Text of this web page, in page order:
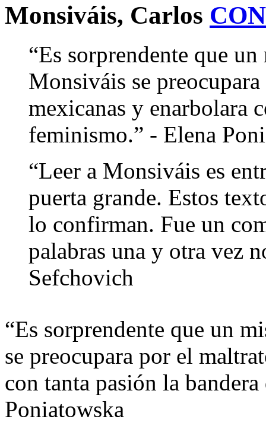
Monsiváis, Carlos
“Es sorprendente que
Monsiváis se
mexicanas y enarbolara
feminismo.” - Elena
“Leer a Monsiváis es
puerta grande. Estos
lo confirman. Fue un
palabras una y otra vez
Sefchovich
“Es sorprendente que un
se preocupara por el
con tanta pasión la
Poniatowska